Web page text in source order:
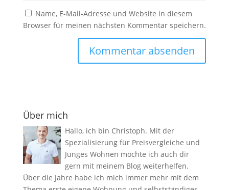
Name, E-Mail-Adresse und Website in diesem
Browser für meinen nächsten Kommentar speichern.
Über mich
Hallo, ich bin Christoph. Mit der
Spezialisierung für Preisvergleiche und
Junges Wohnen möchte ich auch dir
gern mit meinem Blog weiterhelfen.
Über die Jahre habe ich mich immer mehr mit dem